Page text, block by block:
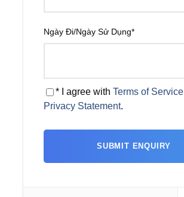
Ngày Đi/Ngày Sử Dụng*
* I agree with Terms of Service
Privacy Statement.